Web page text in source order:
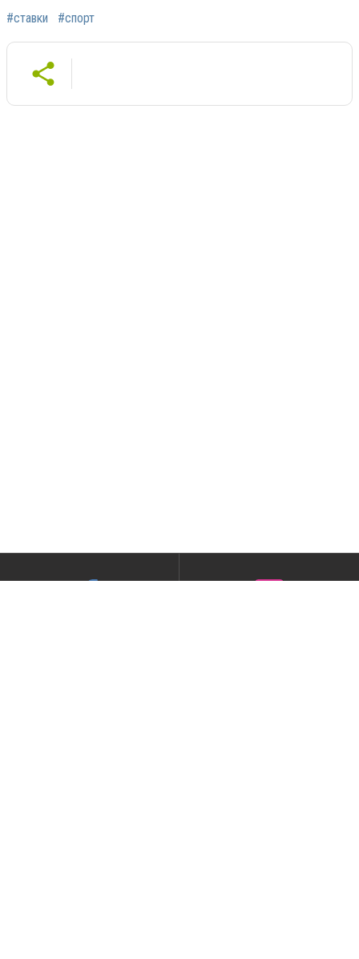
#ставки #спорт